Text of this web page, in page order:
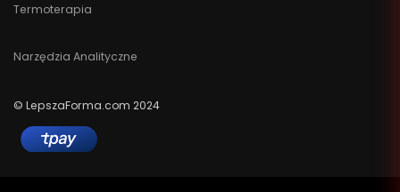
Termoterapia
Narzędzia Analityczne
© LepszaForma.com 2024